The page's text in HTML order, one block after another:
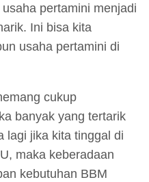
pertamini menjadi
Ini bisa kita
usaha pertamini di
cukup
banyak yang tertarik
lagi jika kita tinggal di
maka keberadaan
kebutuhan BBM